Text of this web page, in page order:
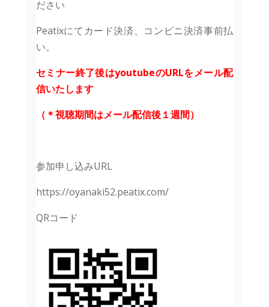
ださい
Peatixにてカード決済、コンビニ決済事前払
い。
セミナー終了後はyoutubeのURLをメール配
信いたします
（＊視聴期間はメール配信後１週間）
参加申し込みURL
https://oyanaki52.peatix.com/
QRコード